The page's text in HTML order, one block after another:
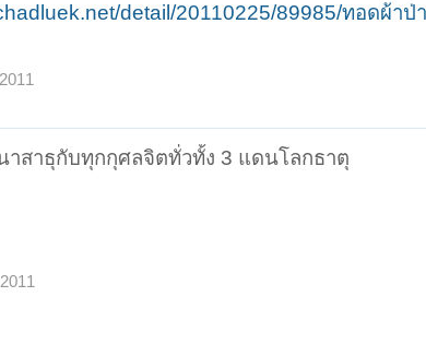
detail/20110225/89985/ทอดผ้า
าสาธุกับทุกกุศลจิตทั่วทั้ง 3 แดนโลกธาตุ